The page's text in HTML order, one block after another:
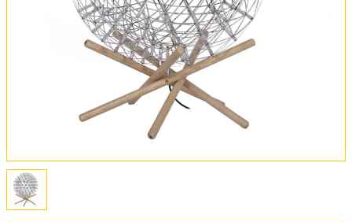
Обмен и возврат
Установка
Отзывы